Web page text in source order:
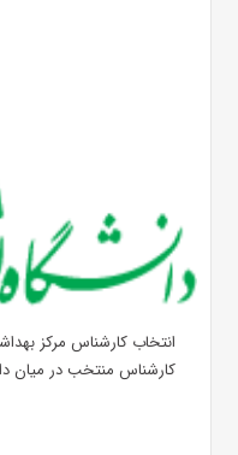
انتخاب کارشناس مرکز
کارشناس منتخب در میان